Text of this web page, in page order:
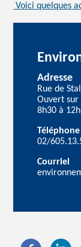
Voici quelques
Adresse
Rue de
Ouvert sur
8h30 à
Téléphone
02/
Courriel